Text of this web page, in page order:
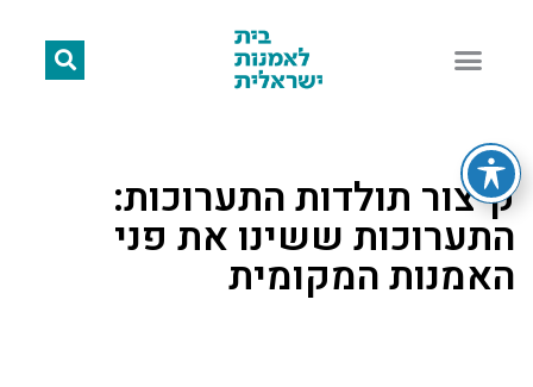
קיצור תולדות התערוכות:
התערוכות ששינו את פני
האמנות המקומית